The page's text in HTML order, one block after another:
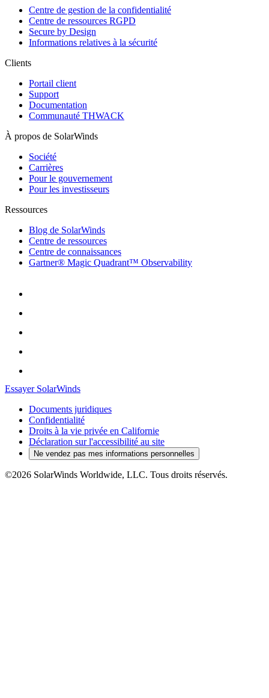
Centre de gestion de la confidentialité
Centre de ressources RGPD
Secure by Design
Informations relatives à la sécurité
Clients
Portail client
Support
Documentation
Communauté THWACK
À propos de SolarWinds
Société
Carrières
Pour le gouvernement
Pour les investisseurs
Ressources
Blog de SolarWinds
Centre de ressources
Centre de connaissances
Gartner® Magic Quadrant™ Observability
Essayer SolarWinds
Documents juridiques
Confidentialité
Droits à la vie privée en Californie
Déclaration sur l'accessibilité au site
Ne vendez pas mes informations personnelles
©2026 SolarWinds Worldwide, LLC. Tous droits réservés.